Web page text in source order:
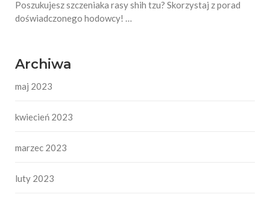
Poszukujesz szczeniaka rasy shih tzu? Skorzystaj z porad
doświadczonego hodowcy! …
Archiwa
maj 2023
kwiecień 2023
marzec 2023
luty 2023